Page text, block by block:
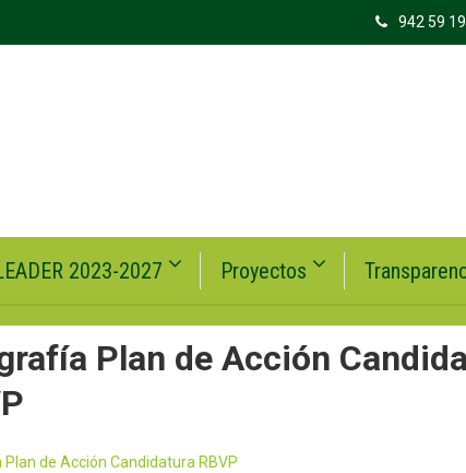
942 59
2023-2027 Proyectos
Plan de Acción
de Acción Candidatura RBVP